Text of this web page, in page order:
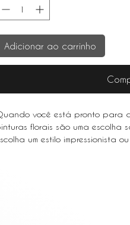
Adicionar ao carrinho
você está pronto para
florais são uma escolha
um estilo impressionista